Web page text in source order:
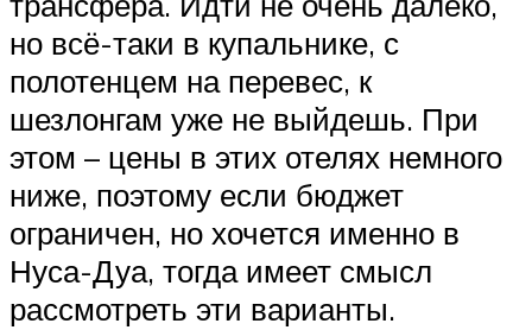
но всё-таки в купальнике, с
полотенцем на перевес, к
шезлонгам уже не выйдешь. При
этом – цены в этих отелях немного
ниже, поэтому если бюджет
ограничен, но хочется именно в
Нуса-Дуа, тогда имеет смысл
рассмотреть эти варианты.